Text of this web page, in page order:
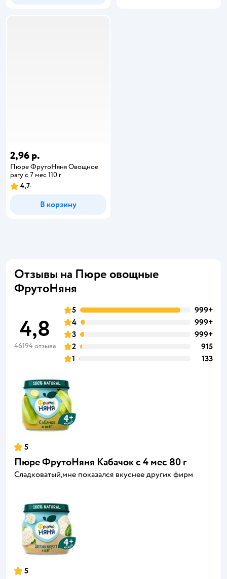
2,96 р.
Пюре ФрутоНяня Овощное
рагу с 7 мес 110 г
4,7
В корзину
Отзывы на Пюре овощные
ФрутоНяня
4,8
46194 отзыва
5
999+
4
999+
3
999+
2
915
1
133
5
Пюре ФрутоНяня Кабачок с 4 мес 80 г
Сладковатый,мне показался вкуснее других фирм
5